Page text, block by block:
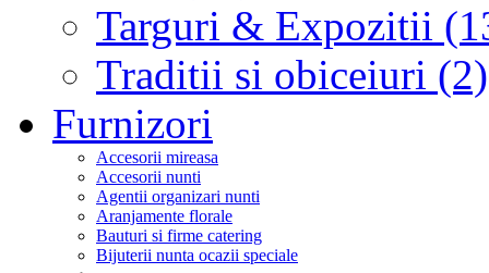
Targuri & Expozitii
Traditii si obiceiuri (2)
Furnizori
Accesorii mireasa
Accesorii nunti
Agentii organizari nunti
Aranjamente florale
Bauturi si firme catering
Bijuterii nunta ocazii speciale